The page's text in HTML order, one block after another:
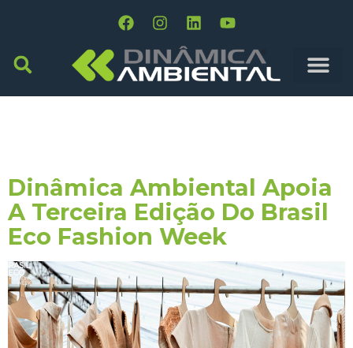
Dinâmica Ambiental Apoia
A Terceira Edição Do Brasil
Eco Fashion Week